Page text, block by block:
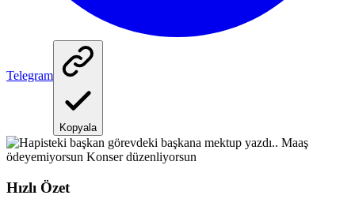
Telegram
Kopyala
Hızlı Özet